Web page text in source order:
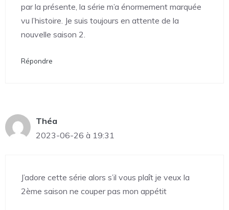
par la présente, la série m’a énormement marquée
vu l’histoire. Je suis toujours en attente de la
nouvelle saison 2.
Répondre
Théa
2023-06-26 à 19:31
J’adore cette série alors s’il vous plaît je veux la
2ème saison ne couper pas mon appétit